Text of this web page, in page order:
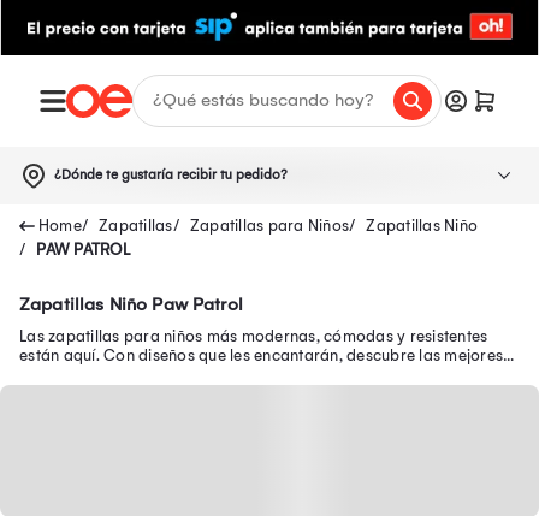
¿Dónde te gustaría recibir tu pedido?
Zapatillas Zapatillas para Niños
Zapatillas Niño
PAW PATROL
Zapatillas Niño Paw Patrol
Las zapatillas para niños más modernas, cómodas y resistentes
están aquí. Con diseños que les encantarán, descubre las mejores